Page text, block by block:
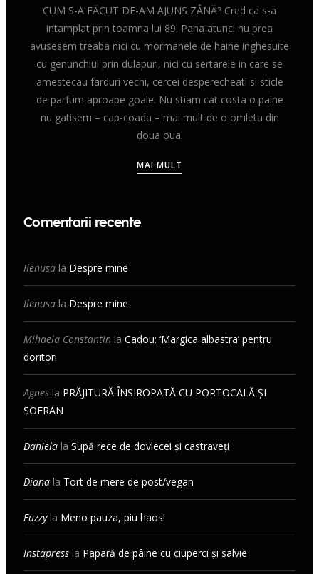
CUM S-A FĂCUT DE-AM AJUNS ZÂNĂ? Cred ca s-a
intamplat prin toamna lui 89. Pana atunci nu prea
avusesem treaba nici cu mormanele de haine inghesuite
cu genunchiul prin dulapuri, nici cu sertarele in care se
amestecau farduri vechi, cercei desperecheati si sticle
de parfum aproape goale. Nu stiam cat costa o paine
nu gatisem – cap-coada – mai mult de o omleta din
doua oua.
MAI MULT
Comentarii recente
Ilenusa la Despre mine
Ilenusa la Despre mine
Mihaela Constantin la Cadou: ‘Margica albastra’ pentru
doritori
Agnes la PRĂJITURĂ ÎNSIROPATĂ CU PORTOCALĂ ȘI
ȘOFRAN
Daniela la Supă rece de dovlecei și castraveți
Diana la Tort de mere de post/vegan
Fuzzyla Meno pauza, piu haos!
Instapress la Papară de pâine cu ciuperci și salvie